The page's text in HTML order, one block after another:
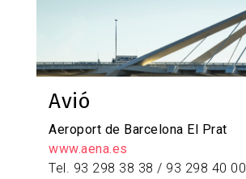
Avió
Aeroport de Barcelona El Prat
www.aena.es
Tel. 93 298 38 38 / 93 298 40 00